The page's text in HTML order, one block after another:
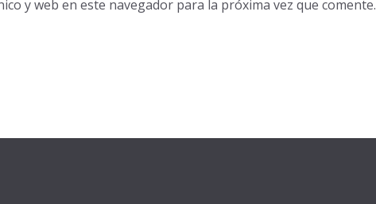
y web en este navegador para la próxima vez que comente.